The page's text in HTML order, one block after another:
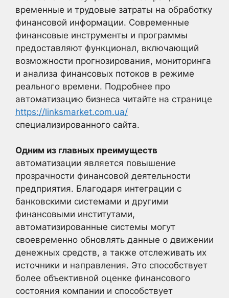
временные и трудовые затраты на обработку
финансовой информации. Современные
финансовые инструменты и программы
предоставляют функционал, включающий
возможности прогнозирования, мониторинга
и анализа финансовых потоков в режиме
реального времени. Подробнее про
автоматизацию бизнеса читайте на странице
https://linksmarket.com.ua/
специализированного сайта.
Одним из главных преимуществ
автоматизации является повышение
прозрачности финансовой деятельности
предприятия. Благодаря интеграции с
банковскими системами и другими
финансовыми институтами,
автоматизированные системы могут
своевременно обновлять данные о движении
денежных средств, а также отслеживать их
источники и направления. Это способствует
более объективной оценке финансового
состояния компании и способствует